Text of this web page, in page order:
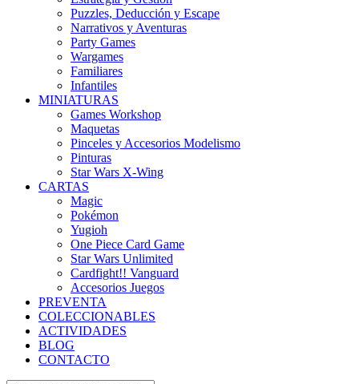
Puzzles, Deducción y Escape
Narrativos y Aventuras
Party Games
Wargames
Familiares
Infantiles
MINIATURAS
Games Workshop
Maquetas
Pinceles y Accesorios Modelismo
Pinturas
Star Wars X-Wing
CARTAS
Magic
Pokémon
Yugioh
One Piece Card Game
Star Wars Unlimited
Cardfight!! Vanguard
Accesorios Juegos
PREVENTA
COLECCIONABLES
ACTIVIDADES
BLOG
CONTACTO